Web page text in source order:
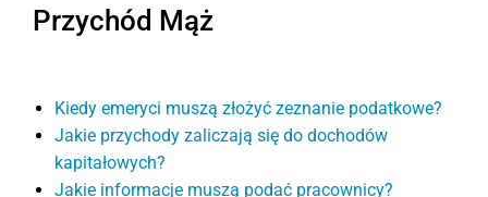
Przychód Mąż
Kiedy emeryci muszą złożyć zeznanie podatkowe?
Jakie przychody zaliczają się do dochodów
kapitałowych?
Jakie informacje muszą podać pracownicy?